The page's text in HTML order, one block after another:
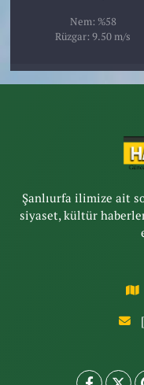
Nem: %58
Rüzgar: 9.50 m/s
Şanlıurfa ilimize ait
siyaset, kültür